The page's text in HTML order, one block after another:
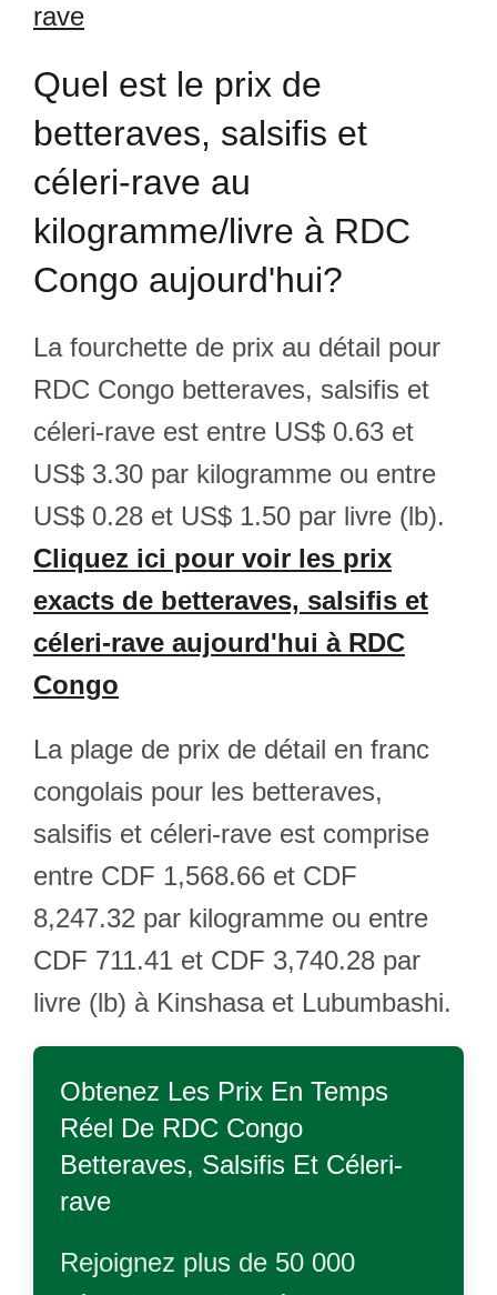
rave
Quel est le prix de
betteraves, salsifis et
céleri-rave au
kilogramme/livre à RDC
Congo aujourd'hui?
La fourchette de prix au détail pour
RDC Congo betteraves, salsifis et
céleri-rave est entre US$ 0.63 et
US$ 3.30 par kilogramme ou entre
US$ 0.28 et US$ 1.50 par livre (lb).
Cliquez ici pour voir les prix
exacts de betteraves, salsifis et
céleri-rave aujourd'hui à RDC
Congo
La plage de prix de détail en franc
congolais pour les betteraves,
salsifis et céleri-rave est comprise
entre CDF 1,568.66 et CDF
8,247.32 par kilogramme ou entre
CDF 711.41 et CDF 3,740.28 par
livre (lb) à Kinshasa et Lubumbashi.
Obtenez Les Prix En Temps
Réel De RDC Congo
Betteraves, Salsifis Et Céleri-
rave
Rejoignez plus de 50 000